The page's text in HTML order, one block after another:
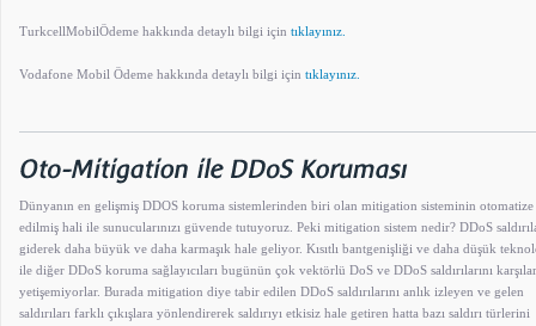
TurkcellMobilÖdeme hakkında detaylı bilgi için tıklayınız.
Vodafone Mobil Ödeme hakkında detaylı bilgi için tıklayınız.
Dünyanın en gelişmiş DDOS koruma sistemlerinden biri olan mitigation sisteminin otomatize
edilmiş hali ile sunucularınızı güvende tutuyoruz. Peki mitigation sistem nedir? DDoS
giderek daha büyük ve daha karmaşık hale geliyor. Kısıtlı bantgenişliği ve daha düşük
ile diğer DDoS koruma sağlayıcıları bugünün çok vektörlü DoS ve DDoS saldırılarını
yetişemiyorlar. Burada mitigation diye tabir edilen DDoS saldırılarını anlık izleyen ve gelen
saldırıları farklı çıkışlara yönlendirerek saldırıyı etkisiz hale getiren hatta bazı saldırı türlerini